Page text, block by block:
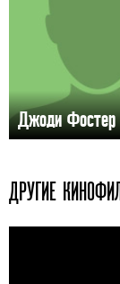
Джоди Фостер
ДРУГИЕ